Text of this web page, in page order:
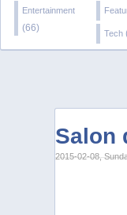
Entertainment
(66) Tech
Salon
2015-02-08,